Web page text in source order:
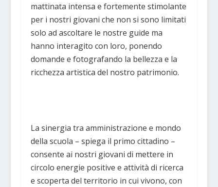
mattinata intensa e fortemente stimolante
per i nostri giovani che non si sono limitati
solo ad ascoltare le nostre guide ma
hanno interagito con loro, ponendo
domande e fotografando la bellezza e la
ricchezza artistica del nostro patrimonio.
La sinergia tra amministrazione e mondo
della scuola – spiega il primo cittadino –
consente ai nostri giovani di mettere in
circolo energie positive e attività di ricerca
e scoperta del territorio in cui vivono, con